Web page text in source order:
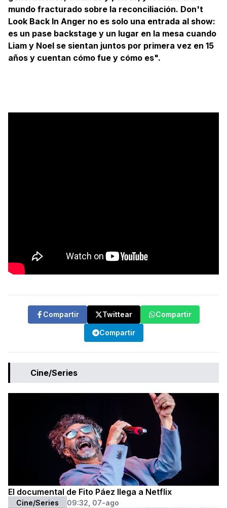
mundo fracturado sobre la reconciliación. Don't
Look Back In Anger no es solo una entrada al show:
es un pase backstage y un lugar en la mesa cuando
Liam y Noel se sientan juntos por primera vez en 15
años y cuentan cómo fue y cómo es".
Compartir Twittear Compartir
Compartir
Cine/Series
El documental de Fito Páez llega a Netflix
Cine/Series 09:32, 07-ago